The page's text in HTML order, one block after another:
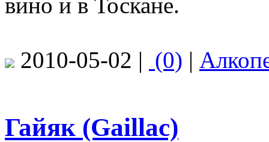
2010-05-02 | (0) |
Гайяк (Gaillac)